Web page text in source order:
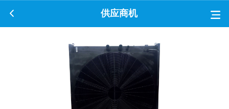
供应商机